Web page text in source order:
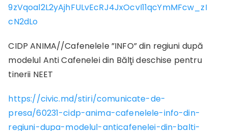
9zVqoal2L2yAjhFULvEcRJ4JxOcvI11qcYmMFcw_zI
cN2dLo
CIDP ANIMA//Cafenelele ”INFO” din regiuni după
modelul Anti Cafenelei din Bălţi deschise pentru
tinerii NEET
https://civic.md/stiri/comunicate-de-
presa/60231-cidp-anima-cafenelele-info-din-
regiuni-dupa-modelul-anticafenelei-din-balti-